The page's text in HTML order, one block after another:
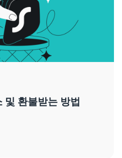
및 환불받는 방법